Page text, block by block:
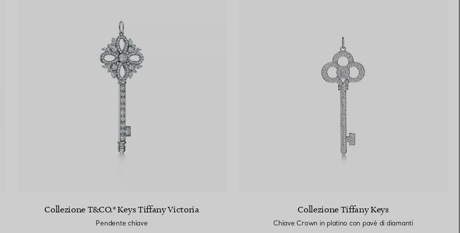
Collezione T&CO.® Keys Tiffany Victoria
Pendente chiave
Collezione Tiffany Keys
Chiave Crown in platino con pavé di diamanti